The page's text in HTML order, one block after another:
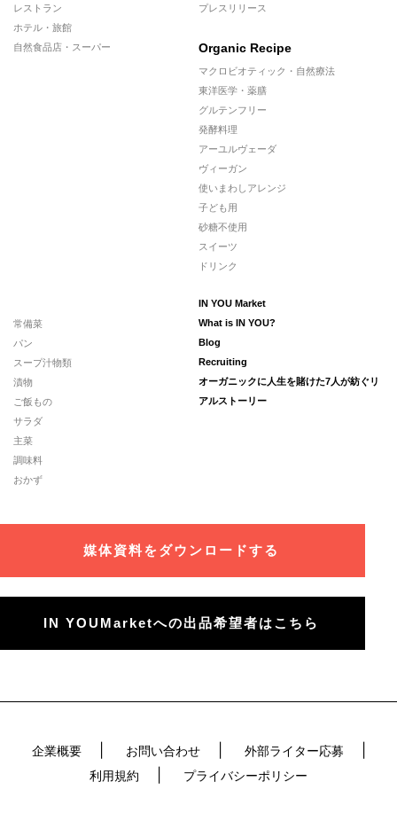
レストラン
ホテル・旅館
自然食品店・スーパー
プレスリリース
Organic Recipe
マクロビオティック・自然療法
東洋医学・薬膳
グルテンフリー
発酵料理
アーユルヴェーダ
ヴィーガン
使いまわしアレンジ
子ども用
砂糖不使用
スイーツ
ドリンク
常備菜
パン
スープ汁物類
漬物
ご飯もの
サラダ
主菜
調味料
おかず
IN YOU Market
What is IN YOU?
Blog
Recruiting
オーガニックに人生を賭けた7人が紡ぐリ
アルストーリー
媒体資料をダウンロードする
IN YOUMarketへの出品希望者はこちら
企業概要 お問い合わせ
外部ライター応募
利用規約
プライバシーポリシー